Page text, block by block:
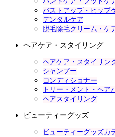
バストアップ・ヒップ
デンタルケア
脱毛除毛クリーム・ケ
ヘアケア・スタイリング
ヘアケア・スタイリン
シャンプー
コンディショナー
トリートメント・ヘア
ヘアスタイリング
ビューティーグッズ
ビューティーグッズカ